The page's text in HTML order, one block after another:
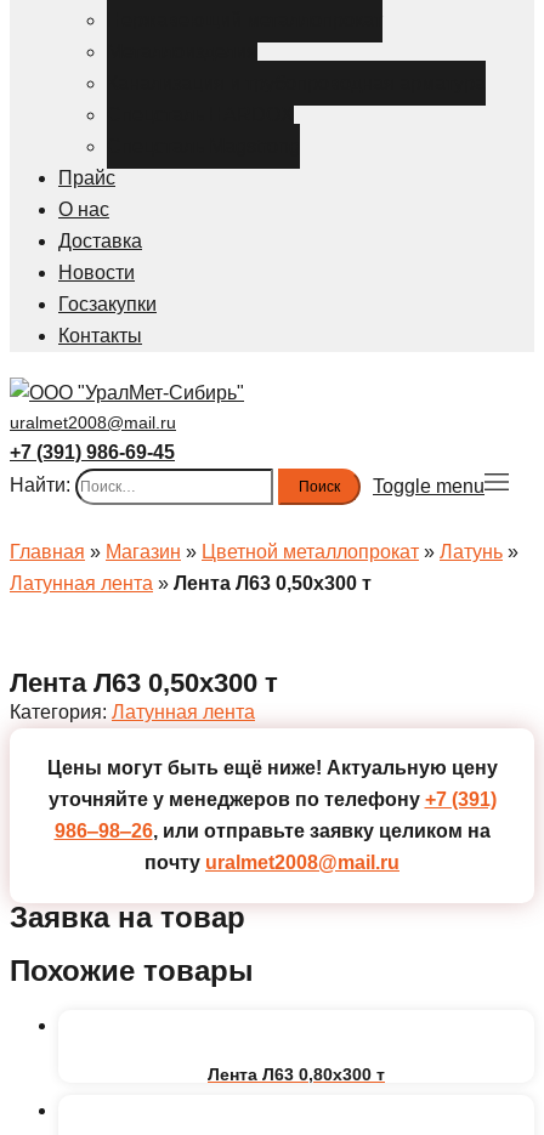
Прайс
О нас
Доставка
Новости
Госзакупки
Контакты
uralmet2008@mail.ru
+7 (391) 986-69-45
Найти:
Toggle menu
Главная » Магазин » Цветной металлопрокат » Латунь »
Латунная лента » Лента Л63 0,50х300 т
Лента Л63 0,50х300 т
Категория: Латунная лента
Цены могут быть ещё ниже! Актуальную цену
уточняйте у менеджеров по телефону +7 (391)
986‒98‒26, или отправьте заявку целиком на
почту uralmet2008@mail.ru
Заявка на товар
Похожие товары
Лента Л63 0,80х300 т